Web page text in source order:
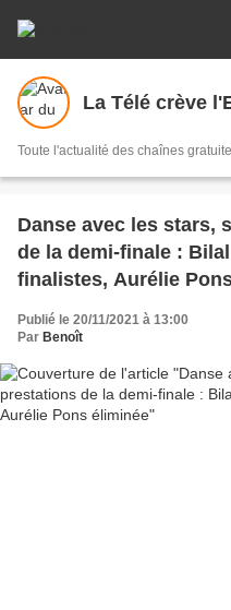
La Télé crève
Toute l'actualité des chaînes
Danse avec les stars,
de la demi-finale :
finalistes, Aurélie
Publié le 20/11/2021 à 13:00
Par Benoît